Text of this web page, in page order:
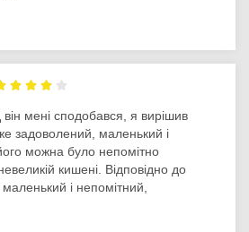
мені сподобався, я вирішив
задоволений, маленький і
можна було непомітно
кишені. Відповідно до
маленький і непомітний,